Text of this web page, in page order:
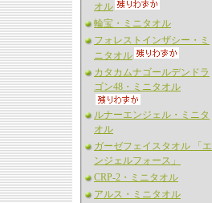
オル
輪宝・ミニタオル
フォレストインザシー・ミ
ニタオル
カタカムナゴールデンドラ
ゴン48・ミニタオル
ルナーエンジェル・ミニタ
オル
ガーゼフェイスタオル 「エ
ンジェルフォース」
CRP-2・ミニタオル
アルス・ミニタオル